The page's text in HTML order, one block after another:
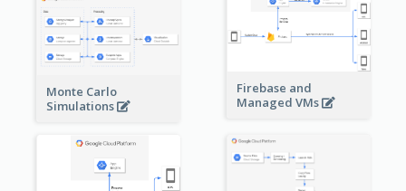
Firebase and
Managed VMs
Monte Carlo
Simulations